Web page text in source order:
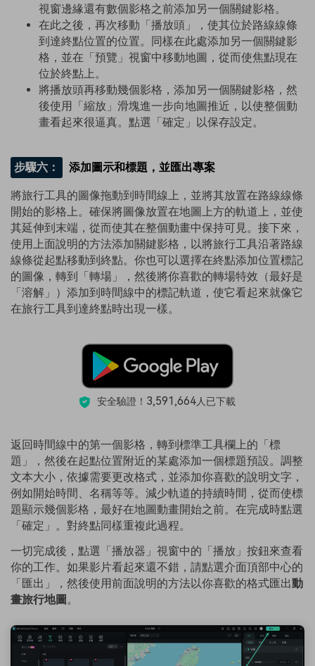
視窗邊緣還有數個影格之前添加另一個關鍵影格。
在此之後，再次移動「播放頭」，使其位於路線線條
到達終點位置的位置。同樣在此處添加另一個關鍵影
格，並在「預覽」視窗中移動地圖，從而使焦點現在
位於終點上。
將播放頭再移動幾個影格，添加另一個關鍵影格，然
後使用「縮放」滑塊進一步向地圖推近，以使整個動
畫看起來很逼真。點選「確定」以保存設定。
步驟六： 添加圖示和標題，並匯出專案
將旅行工具的圖像拖動到時間線上，並將其放置在路線線條
開始的影格上。確保將圖像放置在地圖上方的軌道上，並使
其延伸到末端，從而使其在整個動畫中保持可見。接下來，
使用上面說明的方法添加關鍵影格，以將旅行工具沿著路線
線條從起點移動到終點。你也可以選擇在終點添加位置標記
的圖像，轉到「轉場」，然後將你喜歡的轉場特效（最好是
「溶解」）添加到時間線中的標記軌道，使它看起來就像它
在旅行工具到達終點時出現一樣。
安全驗證！ 3,591,664人已下載
返回時間線中的第一個影格，轉到標準工具欄上的「標
題」，然後在起點位置附近的某處添加一個標題預設。調整
文本大小，依據需要更改格式，並添加你喜歡的說明文字，
例如開始時間、名稱等等。減少軌道的持續時間，從而使標
題顯示幾個影格，最好在地圖動畫開始之前。在完成時點選
「確定」。對終點同樣重複此過程。
一切完成後，點選「播放器」視窗中的「播放」按鈕來查看
你的工作。如果影片看起來還不錯，請點選介面頂部中心的
「匯出」，然後使用前面說明的方法以你喜歡的格式匯出動
畫旅行地圖 。